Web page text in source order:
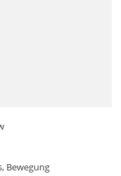
Bewegung